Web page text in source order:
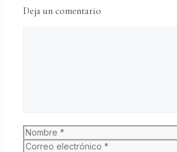
Deja un comentario
Nombre